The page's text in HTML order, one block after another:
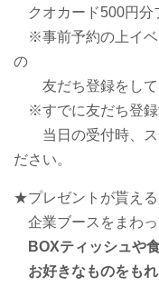
クオカード500円分
※事前予約の上イベ
の
友だち登録をして
※すでに友だち登録
当日の受付時、ス
ださい。
★プレゼントが貰え
企業ブースをまわっ
BOXティッシュや
お好きなものをも